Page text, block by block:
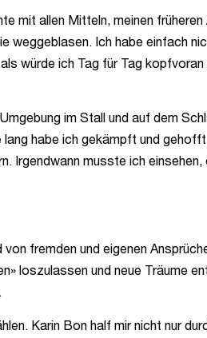
mit allen Mitteln, meinen früheren
weggeblasen. Ich habe einfach
würde ich Tag für Tag kopfvoran
im Stall und auf dem
habe ich gekämpft und
Irgendwann musste ich einsehen,
fremden und eigenen
loszulassen und neue Träume
Karin Bon half mir nicht nur